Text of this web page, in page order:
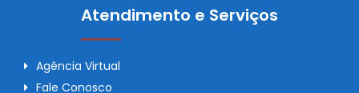
Atendimento e Serviços
Agência Virtual
Fale Conosco